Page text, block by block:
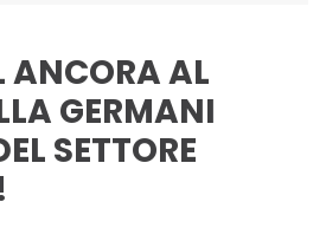
ANCORA AL
GERMANI
SETTORE